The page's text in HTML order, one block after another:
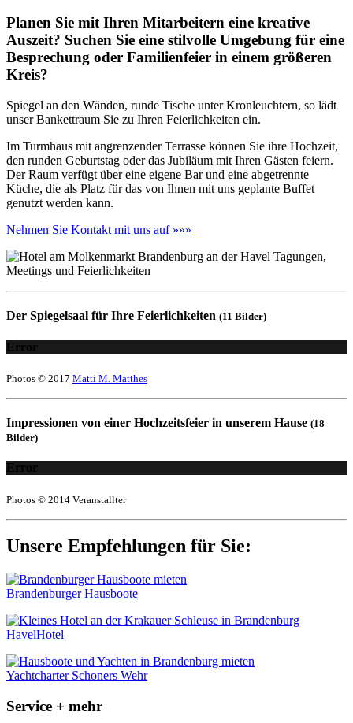
Planen Sie mit Ihren Mitarbeitern eine kreative
Auszeit? Suchen Sie eine stilvolle Umgebung für eine
Besprechung oder Familienfeier in einem größeren
Kreis?
Spiegel an den Wänden, runde Tische unter Kronleuchtern, so lädt
unser Bankettraum Sie zu Ihren Feierlichkeiten ein.
Im Turmhaus mit angrenzender Terrasse können Sie ihre Hochzeit,
den runden Geburtstag oder das Jubiläum mit Ihren Gästen feiern.
Der Raum verfügt über eine eigene Bar und eine abgetrennte
Küche, die als Platz für das von Ihnen mit uns geplante Buffet
genutzt werden kann.
Nehmen Sie Kontakt mit uns auf »»»
Der Spiegelsaal für Ihre Feierlichkeiten (11 Bilder)
Error
Photos © 2017 Matti M. Matthes
Impressionen von einer Hochzeitsfeier in unserem Hause (18
Bilder)
Error
Photos © 2014 Veranstallter
Unsere Empfehlungen für Sie:
Brandenburger Hausboote
HavelHotel
Yachtcharter Schoners Wehr
Service + mehr